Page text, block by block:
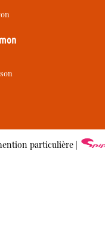
particulière |